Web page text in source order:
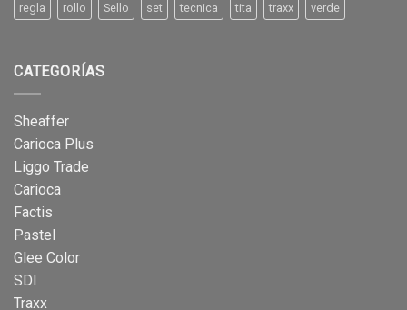
regla rollo Sello set tecnica tita traxx verde
CATEGORÍAS
Sheaffer
Carioca Plus
Liggo Trade
Carioca
Factis
Pastel
Glee Color
SDI
Traxx